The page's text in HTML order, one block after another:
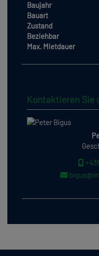
Baujahr
Bauart
Zustand
Beziehbar
Max. Mietdauer
Kontaktieren Sie